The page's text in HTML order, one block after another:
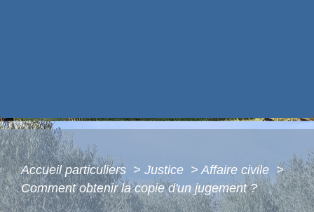
Accueil particuliers > Justice > Affaire civile >
Comment obtenir la copie d'un jugement ?